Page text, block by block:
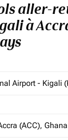
aller-
à